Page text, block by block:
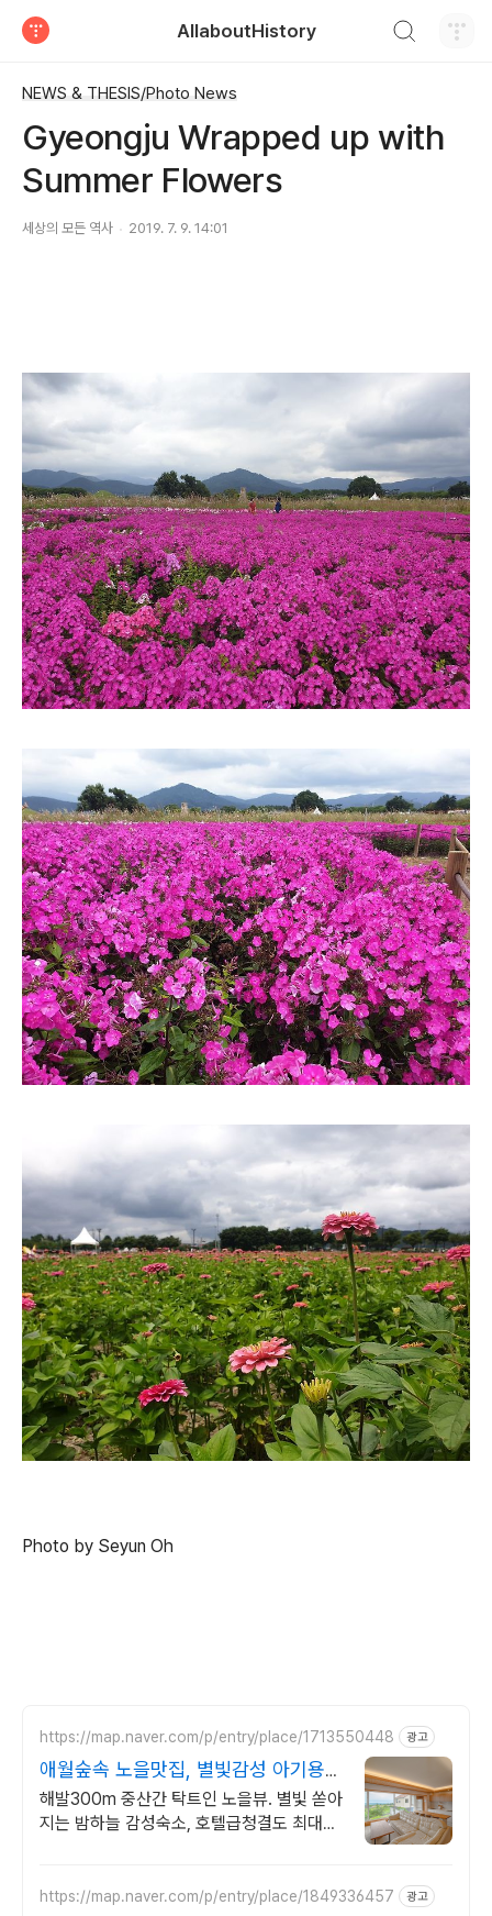
AllaboutHistory
NEWS & THESIS/Photo News
Gyeongju Wrapped up with
Summer Flowers
세상의 모든 역사 2019. 7. 9. 14:01
Photo by Seyun Oh
https://map.naver.com/p/entry/place/1713550448 광고
애월숲속 노을맛집, 별빛감성 아기용품
완벽구비, 대가족
해발300m 중산간 탁트인 노을뷰. 별빛 쏟아
지는 밤하늘 감성숙소, 호텔급청결도 최대
https://map.naver.com/p/entry/place/1849336457 광고